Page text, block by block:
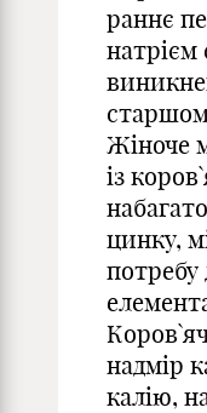
раннє
натрієм
Жіноче
із
цинку,
надмір
калію,